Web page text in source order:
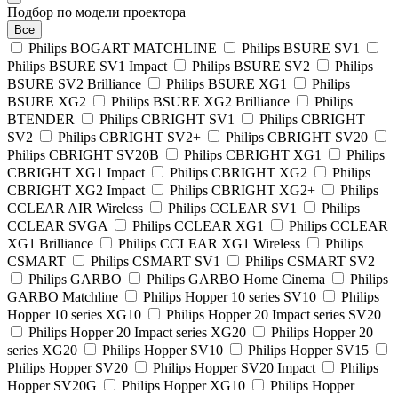
Подбор по модели проектора
Все
Philips BOGART MATCHLINE
Philips BSURE SV1
Philips BSURE SV1 Impact
Philips BSURE SV2
Philips
BSURE SV2 Brilliance
Philips BSURE XG1
Philips
BSURE XG2
Philips BSURE XG2 Brilliance
Philips
BTENDER
Philips CBRIGHT SV1
Philips CBRIGHT
SV2
Philips CBRIGHT SV2+
Philips CBRIGHT SV20
Philips CBRIGHT SV20B
Philips CBRIGHT XG1
Philips
CBRIGHT XG1 Impact
Philips CBRIGHT XG2
Philips
CBRIGHT XG2 Impact
Philips CBRIGHT XG2+
Philips
CCLEAR AIR Wireless
Philips CCLEAR SV1
Philips
CCLEAR SVGA
Philips CCLEAR XG1
Philips CCLEAR
XG1 Brilliance
Philips CCLEAR XG1 Wireless
Philips
CSMART
Philips CSMART SV1
Philips CSMART SV2
Philips GARBO
Philips GARBO Home Cinema
Philips
GARBO Matchline
Philips Hopper 10 series SV10
Philips
Hopper 10 series XG10
Philips Hopper 20 Impact series SV20
Philips Hopper 20 Impact series XG20
Philips Hopper 20
series XG20
Philips Hopper SV10
Philips Hopper SV15
Philips Hopper SV20
Philips Hopper SV20 Impact
Philips
Hopper SV20G
Philips Hopper XG10
Philips Hopper